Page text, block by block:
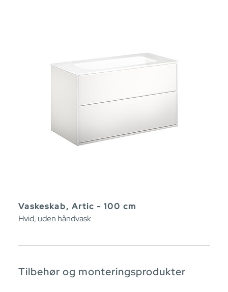
Vaskeskab, Artic - 100 cm
Hvid, uden håndvask
Tilbehør og monteringsprodukter